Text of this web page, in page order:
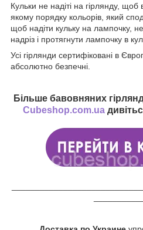
Кульки не надіті на гірлянду, щоб
якому порядку кольорів, який
щоб надіти кульку на лампочку,
надріз і протягнути лампочку в
Усі гірлянди сертифіковані в
абсолютно безпечні.
Більше бавовняних
Cubeshop.com.ua